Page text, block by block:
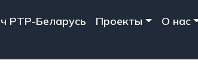
РТР-Беларусь Проекты О нас